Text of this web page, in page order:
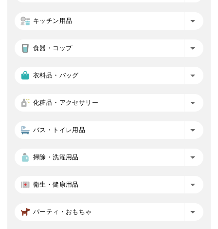
キッチン用品
食器・コップ
衣料品・バッグ
化粧品・アクセサリー
バス・トイレ用品
掃除・洗濯用品
衛生・健康用品
パーティ・おもちゃ